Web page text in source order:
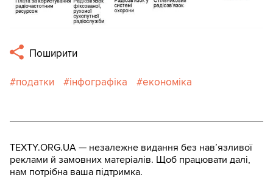
Поширити
податки інфографіка економіка
TEXTY.ORG.UA — незалежне видання без навʼязливої
реклами й замовних матеріалів. Щоб працювати далі,
нам потрібна ваша підтримка.